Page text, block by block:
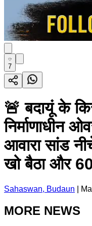
7
🚨 बदायूं के
निर्माणाधीन
आवारा सांड
खो बैठा और
Sahaswan, Budaun
MORE NEWS